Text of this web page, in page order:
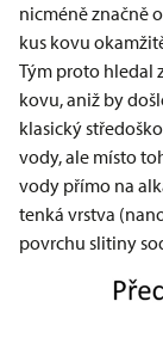
nicméně značně
kus kovu
Tým proto hledal
kovu, aniž by
klasický
vody, ale místo
vody přímo na
tenká vrstva
povrchu slitiny